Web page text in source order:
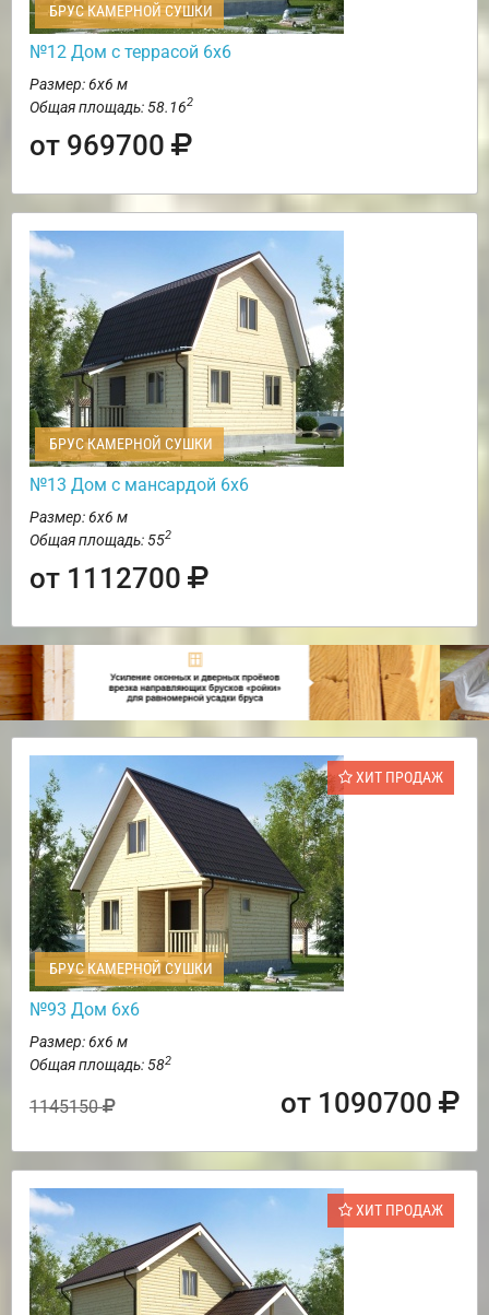
БРУС КАМЕРНОЙ СУШКИ
№12 Дом с террасой 6х6
Размер: 6х6 м
Общая площадь: 58.162
от 969700
БРУС КАМЕРНОЙ СУШКИ
№13 Дом с мансардой 6х6
Размер: 6х6 м
Общая площадь: 552
от 1112700
ХИТ ПРОДАЖ
БРУС КАМЕРНОЙ СУШКИ
№93 Дом 6х6
Размер: 6х6 м
Общая площадь: 582
1145150 от 1090700
ХИТ ПРОДАЖ